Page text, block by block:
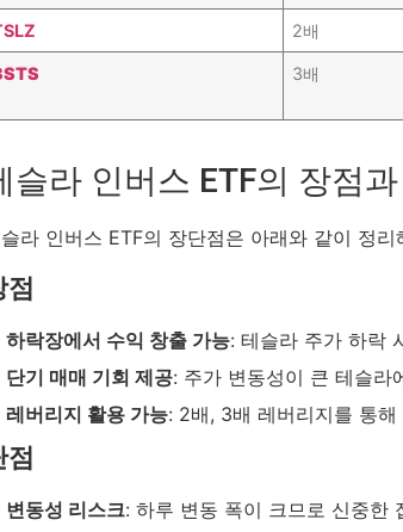
2배
3배
슬라 인버스 ETF의 장점
라 인버스 ETF의 장단점은 아래와 같이 정리
점
하락장에서 수익 창출 가능: 테슬라 주가 하락
단기 매매 기회 제공: 주가 변동성이 큰 테슬라
레버리지 활용 가능: 2배, 3배 레버리지를 통
점
변동성 리스크: 하루 변동 폭이 크므로 신중한